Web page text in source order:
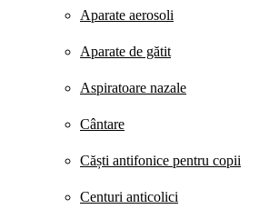
Aparate aerosoli
Aparate de gătit
Aspiratoare nazale
Cântare
Căști antifonice pentru copii
Centuri anticolici